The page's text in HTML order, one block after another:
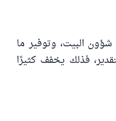
البيت، وتوفير ما
فذلك يخفف كثيرًا